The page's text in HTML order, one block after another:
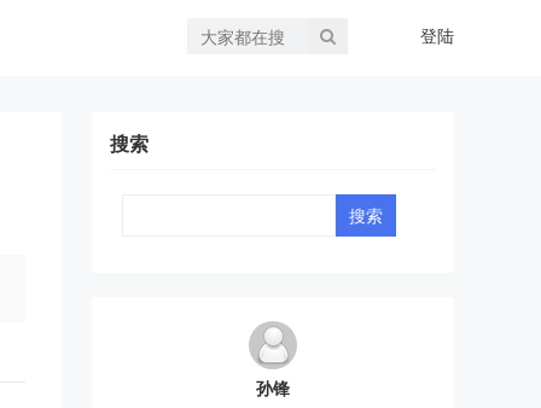
登陆
搜索
孙锋